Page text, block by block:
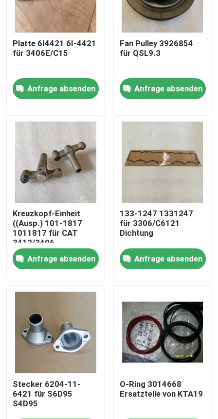
Produkte
Videos
Über uns
Werksbesichtigung
Qualitätskontrolle
Kontakt mit uns
Neuigkeiten
Herunterladen
Platte 6I4421 6I-4421
für 3406E/C15
Anfrage absenden
Fan Pulley 3926854
für QSL9.3
Anfrage absenden
Kreuzkopf-Einheit
((Ausp.) 101-1817
1011817 für CAT
3412/3406
Anfrage absenden
133-1247 1331247
für 3306/C6121
Dichtung
Anfrage absenden
Stecker 6204-11-
6421 für S6D95
S4D95
O-Ring 3014668
Ersatzteile von KTA19